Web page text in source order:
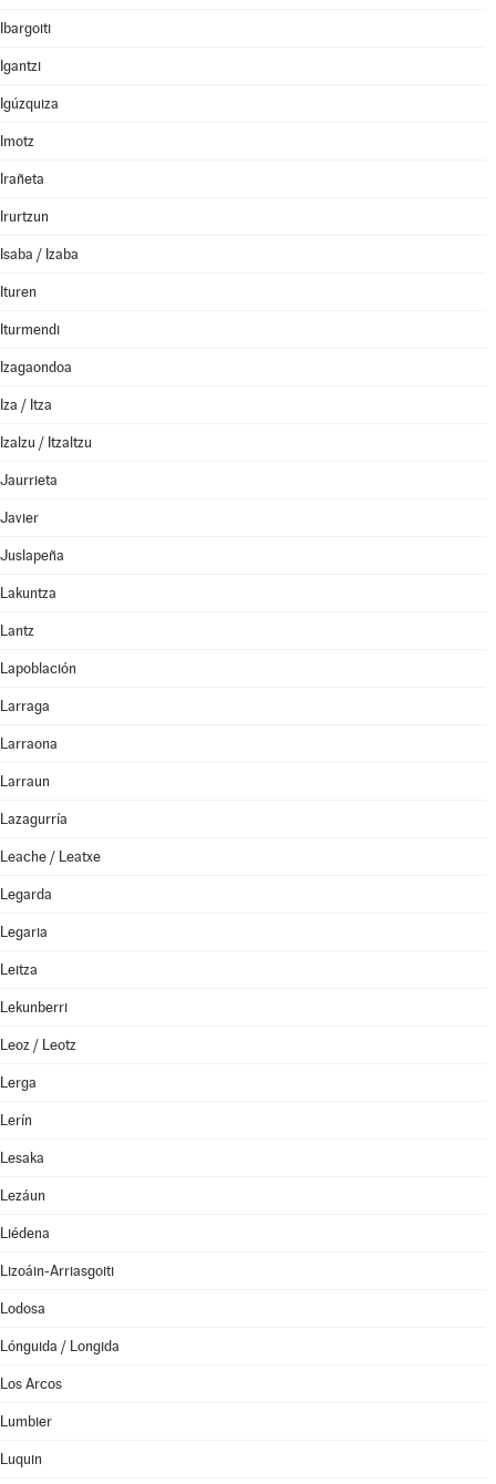
Ibargoiti
Igantzi
Igúzquiza
Imotz
Irañeta
Irurtzun
Isaba / Izaba
Ituren
Iturmendi
Izagaondoa
Iza / Itza
Izalzu / Itzaltzu
Jaurrieta
Javier
Juslapeña
Lakuntza
Lantz
Lapoblación
Larraga
Larraona
Larraun
Lazagurría
Leache / Leatxe
Legarda
Legaria
Leitza
Lekunberri
Leoz / Leotz
Lerga
Lerín
Lesaka
Lezáun
Liédena
Lizoáin-Arriasgoiti
Lodosa
Lónguida / Longida
Los Arcos
Lumbier
Luquin